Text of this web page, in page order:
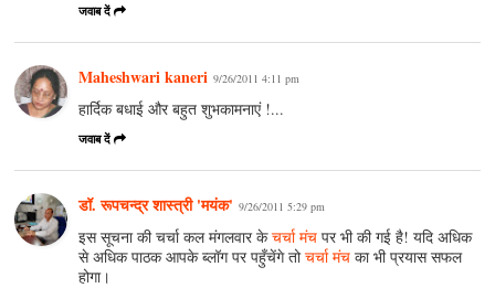
जवाब दें
Maheshwari kaneri 9/26/2011 4:11 pm
हार्दिक बधाई और बहुत शुभकामनाएं !...
जवाब दें
डॉ. रूपचन्द्र शास्त्री 'मयंक' 9/26/2011 5:29 pm
इस सूचना की चर्चा कल मंगलवार केचर्चा मंच पर भी की गई है! यदि अधिक
से अधिक पाठक आपके ब्लॉग पर पहुँचेंगे तोचर्चा मंच का भी प्रयास सफल
होगा।